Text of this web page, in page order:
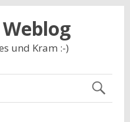
und Kram :-)